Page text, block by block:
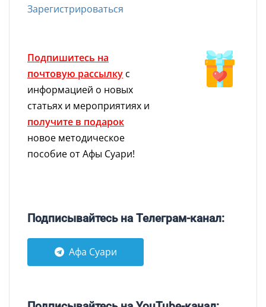
Зарегистрироваться
Подпишитесь на
почтовую рассылку с
информацией о новых
статьях и мероприятиях и
получите в подарок
новое методическое
пособие от Афы Суари!
Подписывайтесь на Телеграм-канал:
Афа Суари